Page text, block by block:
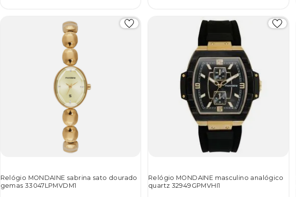
Relógio MONDAINE sabrina sato dourado
gemas 33047LPMVDM1
Relógio MONDAINE masculino analógico
quartz 32949GPMVHI1